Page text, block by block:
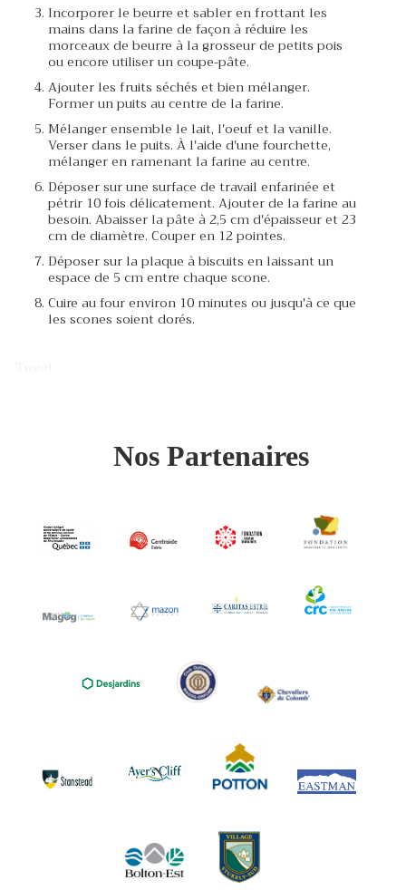
Incorporer le beurre et sabler en frottant les
mains dans la farine de façon à réduire les
morceaux de beurre à la grosseur de petits pois
ou encore utiliser un coupe-pâte.
Ajouter les fruits séchés et bien mélanger.
Former un puits au centre de la farine.
Mélanger ensemble le lait, l'oeuf et la vanille.
Verser dans le puits. À l'aide d'une fourchette,
mélanger en ramenant la farine au centre.
Déposer sur une surface de travail enfarinée et
pétrir 10 fois délicatement. Ajouter de la farine au
besoin. Abaisser la pâte à 2,5 cm d'épaisseur et 23
cm de diamètre. Couper en 12 pointes.
Déposer sur la plaque à biscuits en laissant un
espace de 5 cm entre chaque scone.
Cuire au four environ 10 minutes ou jusqu'à ce que
les scones soient dorés.
Nos Partenaires